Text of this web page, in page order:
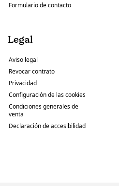
Formulario de contacto
Legal
Aviso legal
Revocar contrato
Privacidad
Configuración de las cookies
Condiciones generales de
venta
Declaración de accesibilidad